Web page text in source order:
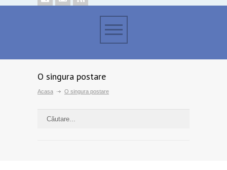
O singura postare
Acasa O singura postare